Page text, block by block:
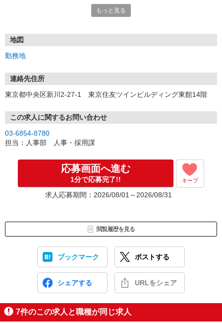
「応募する」ボタンより必要事項をご入力のうえご応募ください。
↓
＜担当者よりご連絡＞
ご応募内容を確認後、ご希望の店舗よりお電話またはメールにてご
連絡いたします。
す。
↓
▼STEP3
＜面接＞
付）をご持参ください。
勤務開始日やシフトなど、ご希望の条件がございましたらお気軽に
新しい仲間として一緒に働ける日を楽しみにしています。
【応募・お問い合わせ先】
TEL：03-6854-8780（平日10:00〜17:00）
本求人についてご不明な点は、「銀座コージーコーナー 人事部 人
事・採用課」
までお気軽にお問い合わせください。
もっと見る
地図
勤務地
連絡先住所
東京都中央区新川2-27-1 東京住友ツインビルディング東館14階
この求人に関するお問い合わせ
03-6854-8780
担当：人事部 人事・採用課
応募画面へ進む
1分で応募完了!! キープ
求人応募期間：2026/08/01～2026/08/31
閲覧履歴を見る
ブックマーク ポストする
シェアする URLをシェア
7件のこの求人と職種が同じ求人